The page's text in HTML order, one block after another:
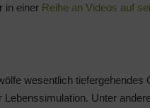
in einer Reihe an Videos auf
wesentlich
Lebenssimulation. Unter